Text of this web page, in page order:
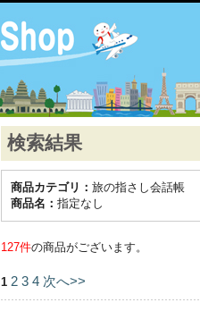
検索結果
商品カテゴリ： 旅の指さし会話帳
商品名： 指定なし
127件の商品がございます。
1 2 3 4 次へ>>